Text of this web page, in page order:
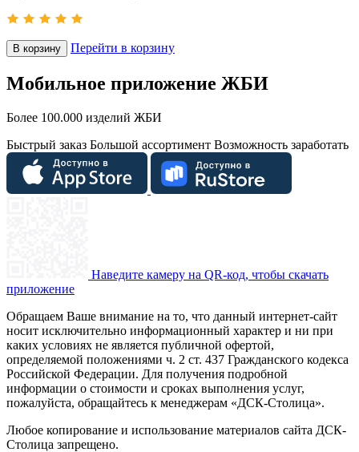
В корзину Перейти в корзину
Мобильное приложение ЖБИ
Более 100.000 изделий ЖБИ
Быстрый заказ Большой ассортимент Возможность заработать
Наведите камеру на QR-код, чтобы скачать
приложение
Обращаем Ваше внимание на то, что данный интернет-сайт
носит исключительно информационный характер и ни при
каких условиях не является публичной офертой,
определяемой положениями ч. 2 ст. 437 Гражданского кодекса
Российской Федерации. Для получения подробной
информации о стоимости и сроках выполнения услуг,
пожалуйста, обращайтесь к менеджерам «ДСК-Столица».
Любое копирование и использование материалов сайта ДСК-
Столица запрещено.